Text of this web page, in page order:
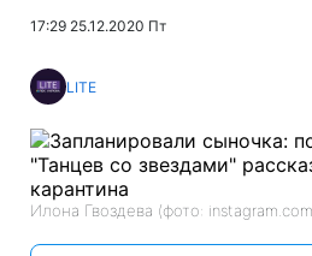
17:29 25.12.2020 Пт
LITE
Илона Гвоздева (фото: